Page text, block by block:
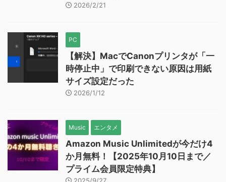
2026/2/21
PC
【解決】MacでCanonプリンタが「一
時停止中」で印刷できない原因は用紙
サイズ設定だった
2026/1/12
Music エンタメ
Amazon Music Unlimitedが今だけ4
か月無料！【2025年10月10日まで／
プライム会員限定特典】